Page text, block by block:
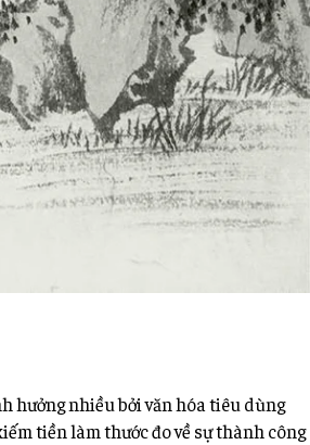
hưởng nhiều bởi văn hóa tiêu dùng
tiền làm thước đo về sự thành công